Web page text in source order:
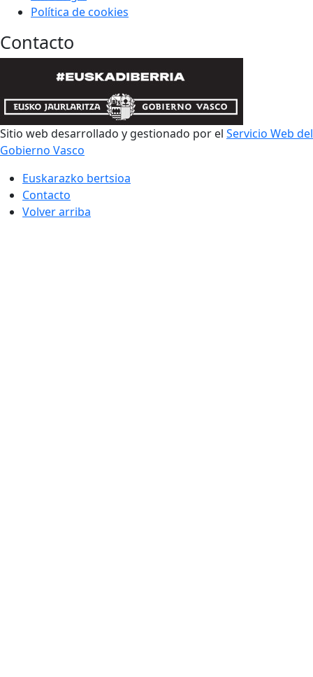
Política de cookies
Contacto
Sitio web desarrollado y gestionado por el Servicio Web del
Gobierno Vasco
Euskarazko bertsioa
Contacto
Volver arriba